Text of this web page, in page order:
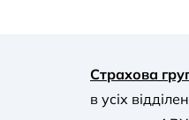
Страхова
в усіх